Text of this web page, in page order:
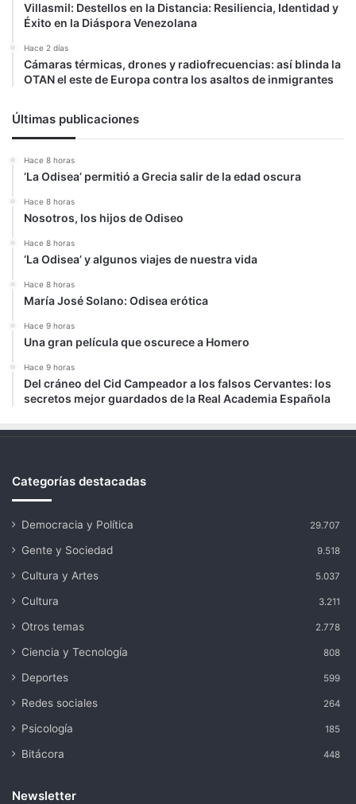
Villasmil: Destellos en la Distancia: Resiliencia, Identidad y
Éxito en la Diáspora Venezolana
Hace 2 días
Cámaras térmicas, drones y radiofrecuencias: así blinda la
OTAN el este de Europa contra los asaltos de inmigrantes
Últimas publicaciones
Hace 8 horas
‘La Odisea’ permitió a Grecia salir de la edad oscura
Hace 8 horas
Nosotros, los hijos de Odiseo
Hace 8 horas
‘La Odisea’ y algunos viajes de nuestra vida
Hace 8 horas
María José Solano: Odisea erótica
Hace 9 horas
Una gran película que oscurece a Homero
Hace 9 horas
Del cráneo del Cid Campeador a los falsos Cervantes: los
secretos mejor guardados de la Real Academia Española
Categorías destacadas
Democracia y Política 29.707
Gente y Sociedad 9.518
Cultura y Artes 5.037
Cultura 3.211
Otros temas 2.778
Ciencia y Tecnología 808
Deportes 599
Redes sociales 264
Psicología 185
Bitácora 448
Newsletter